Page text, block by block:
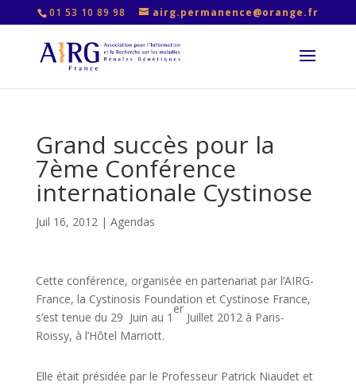
01 53 10 89 98 airg.permanence@orange.fr
Grand succès pour la
7ème Conférence
internationale Cystinose
Juil 16, 2012| Agendas
Cette conférence, organisée en partenariat par l’AIRG-
France, la Cystinosis Foundation et Cystinose France,
s’est tenue du 29 Juin au 1
er
Juillet 2012 à Paris-
Roissy, à l’Hôtel Marriott.
Elle était présidée par le Professeur Patrick Niaudet et